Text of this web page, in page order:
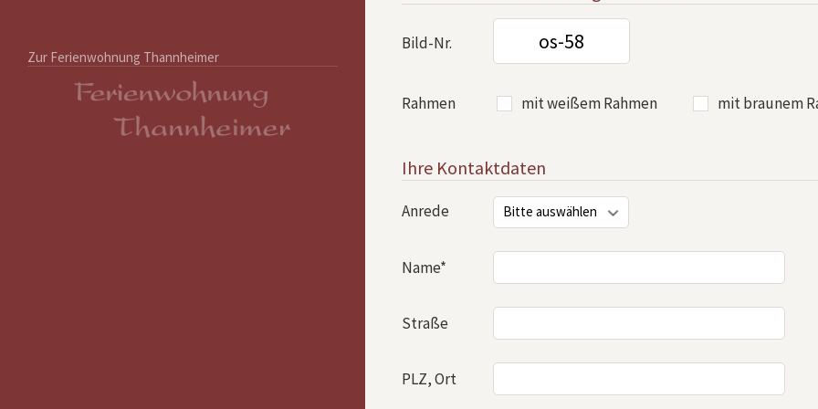
Zur Ferienwohnung Thannheimer
Bild-Nr.
Rahmen mit weißem Rahmen mit braunem
Ihre Kontaktdaten
Anrede
Name*
Straße
PLZ, Ort